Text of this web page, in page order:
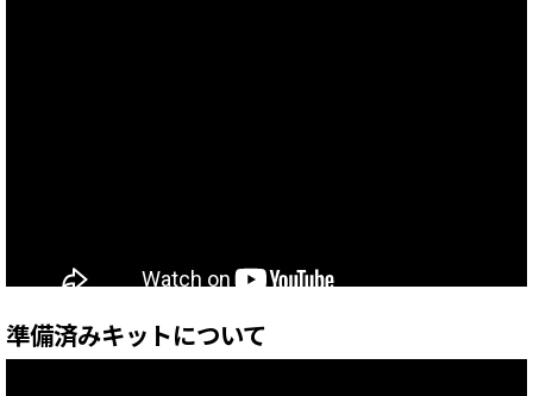
準備済みキットについて